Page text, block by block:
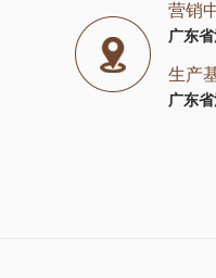
营销
广东
生产
广东